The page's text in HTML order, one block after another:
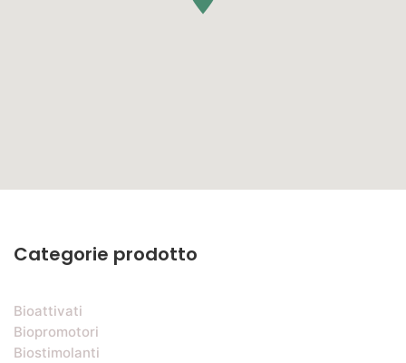
Categorie prodotto
Bioattivati
Biopromotori
Biostimolanti